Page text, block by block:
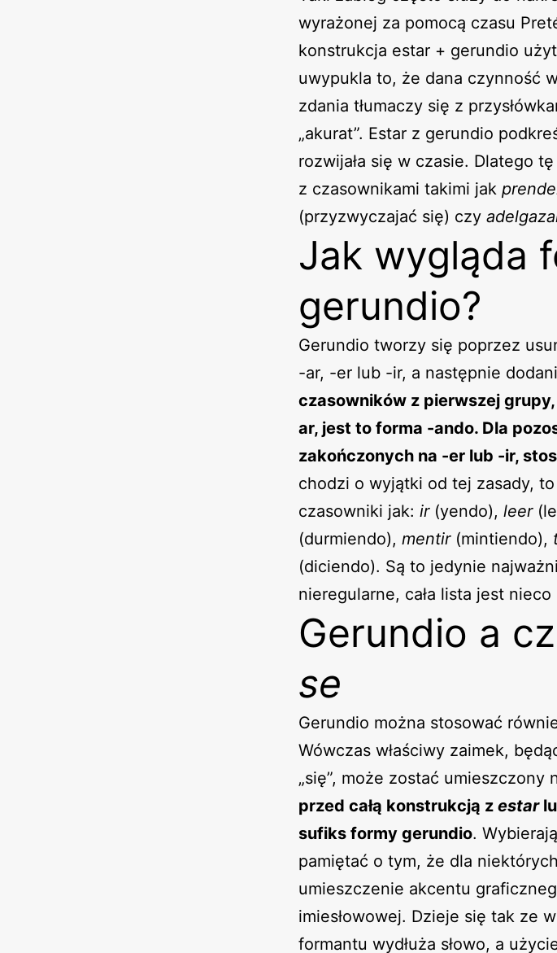
wyrażonej za pomocą czasu
konstrukcja estar + gerundio
uwypukla to, że dana czynność
zdania tłumaczy się z
„akurat”. Estar z gerundio
rozwijała się w czasie. Dlatego
z czasownikami takimi jak
(przyzwyczajać się) czy
Jak wygląda
gerundio?
Gerundio tworzy się poprzez
-ar, -er lub -ir, a następnie
czasowników z pierwszej
ar, jest to forma -ando. Dla
zakończonych na -er lub -ir,
chodzi o wyjątki od tej zasady,
czasowniki jak: ir(yendo), leer
(durmiendo), mentir(mintiendo),
(diciendo). Są to jedynie
nieregularne, cała lista jest nieco
Gerundio a
se
Gerundio można stosować
Wówczas właściwy zaimek,
„się”, może zostać
przed całą konstrukcją z estar
sufiks formy gerundio.
pamiętać o tym, że dla
umieszczenie akcentu
imiesłowowej. Dzieje się tak ze
formantu wydłuża słowo, a